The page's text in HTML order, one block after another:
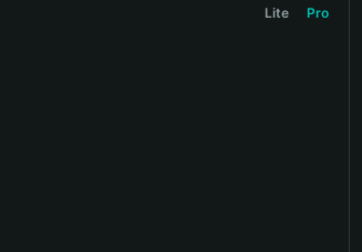
Lite Pro